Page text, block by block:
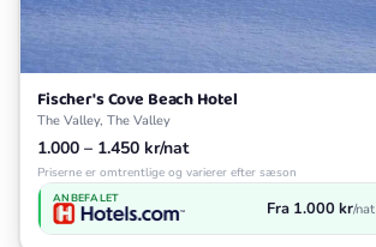
Fischer's Cove Beach Hotel
The Valley, The Valley
1.000 – 1.450 kr/nat
Priserne er omtrentlige og varierer efter sæson
ANBEFALET Fra 1.000 kr/nat